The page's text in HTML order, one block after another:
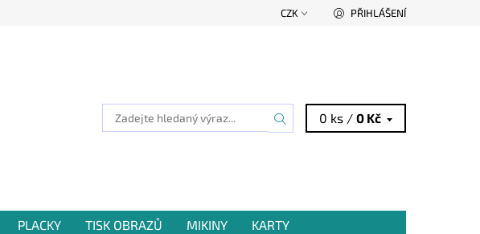
CZK PŘIHLÁŠENÍ
0 ks /0 Kč
PLACKY TISK OBRAZŮ MIKINY KARTY